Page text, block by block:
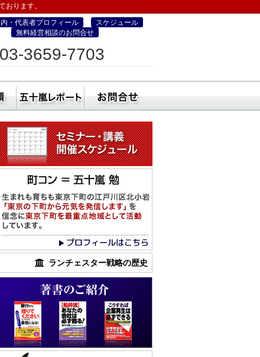
おります。
・代表者プロフィール
スケジュール
無料経営相談のお問合せ
03-3659-7703
町コン経営塾）
ー 社員研修・講師依頼五十嵐レポート
ランチェスター戦略の歴史